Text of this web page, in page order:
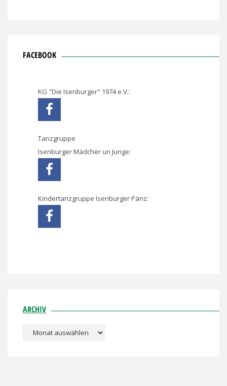
FACEBOOK
KG "Die Isenburger" 1974 e.V.:
Tanzgruppe
Isenburger Mädcher un Junge:
Kindertanzgruppe Isenburger Pänz:
ARCHIV
Archiv